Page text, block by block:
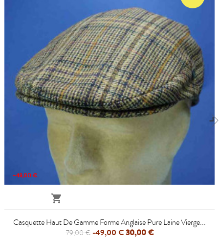
-49,00 €

Casquette Haut De Gamme Forme Anglaise Pure Laine Vierge...
79,00 € -49,00 €30,00 €